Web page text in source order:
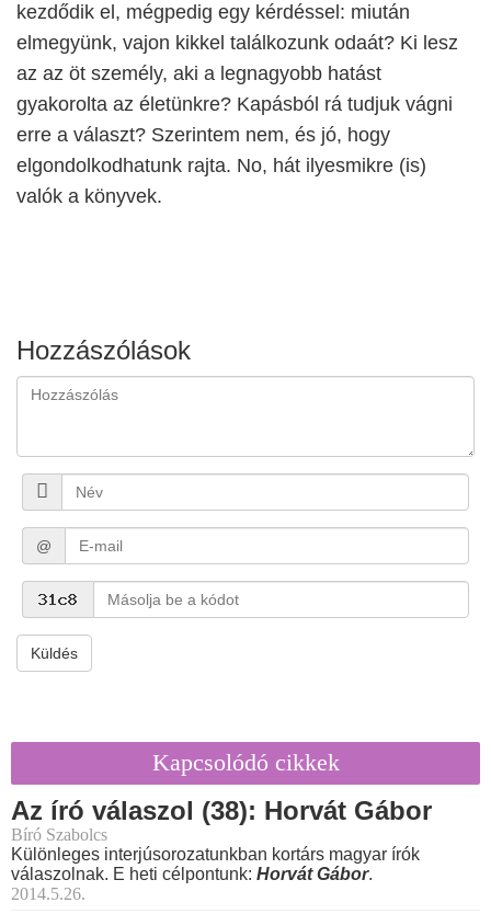
kezdődik el, mégpedig egy kérdéssel: miután
elmegyünk, vajon kikkel találkozunk odaát? Ki lesz
az az öt személy, aki a legnagyobb hatást
gyakorolta az életünkre? Kapásból rá tudjuk vágni
erre a választ? Szerintem nem, és jó, hogy
elgondolkodhatunk rajta. No, hát ilyesmikre (is)
valók a könyvek.
Hozzászólások
@
Küldés
Kapcsolódó cikkek
Az író válaszol (38): Horvát Gábor
Bíró Szabolcs
Különleges interjúsorozatunkban kortárs magyar írók
válaszolnak. E heti célpontunk: Horvát Gábor.
2014.5.26.